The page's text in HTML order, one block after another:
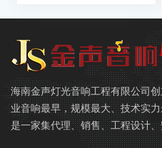
海南金声灯光音响工程有限公司
业音响最早，规模最大、技术实
是一家集代理、销售、工程设计、